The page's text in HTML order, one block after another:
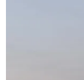
hoàn toàn
Trong khi
lại trừu